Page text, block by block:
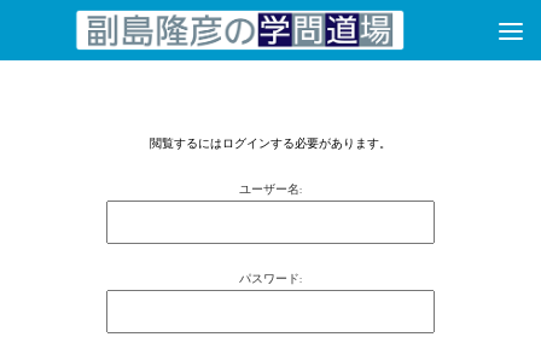
コンテンツへスキップ
閲覧するにはログインする必要があります。
ユーザー名:
パスワード: